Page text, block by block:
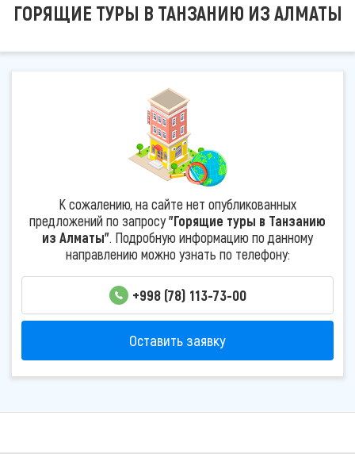
ГОРЯЩИЕ ТУРЫ В ТАНЗАНИЮ ИЗ АЛМАТЫ
К сожалению, на сайте нет опубликованных
предложений по запросу"Горящие туры в Танзанию
из Алматы". Подробную информацию по данному
направлению можно узнать по телефону:
+998 (78) 113-73-00
Оставить заявку